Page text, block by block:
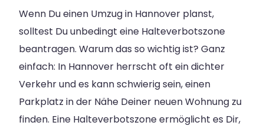
Wenn Du einen Umzug in Hannover planst,
solltest Du unbedingt eine Halteverbotszone
beantragen. Warum das so wichtig ist? Ganz
einfach: In Hannover herrscht oft ein dichter
Verkehr und es kann schwierig sein, einen
Parkplatz in der Nähe Deiner neuen Wohnung zu
finden. Eine Halteverbotszone ermöglicht es Dir,